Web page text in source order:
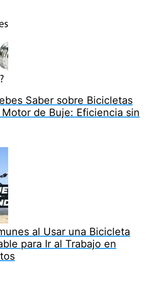
Saber sobre Bicicletas
de Buje: Eficiencia sin
al Usar una Bicicleta
para Ir al Trabajo en